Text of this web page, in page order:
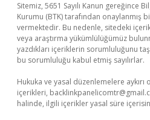
Sitemiz, 5651 Sayılı Kanun gereğince
Kurumu (BTK) tarafından onaylanmış
vermektedir. Bu nedenle, sitedeki
veya araştırma yükümlülüğümüz
yazdıkları içeriklerin sorumluluğunu
bu sorumluluğu kabul etmiş sayılırlar.
Hukuka ve yasal düzenlemelere
içerikleri,
halinde, ilgili içerikler yasal süre